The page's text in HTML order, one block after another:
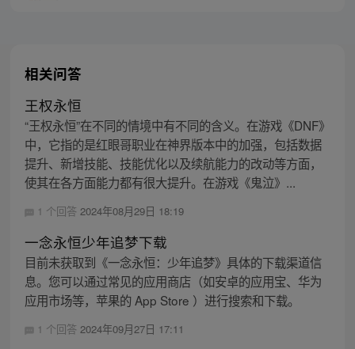
相关问答
王权永恒
“王权永恒”在不同的情境中有不同的含义。在游戏《DNF》
中，它指的是红眼哥职业在神界版本中的加强，包括数据
提升、新增技能、技能优化以及续航能力的改动等方面，
使其在各方面能力都有很大提升。在游戏《鬼泣》...
1 个回答 2024年08月29日 18:19
一念永恒少年追梦下载
目前未获取到《一念永恒：少年追梦》具体的下载渠道信
息。您可以通过常见的应用商店（如安卓的应用宝、华为
应用市场等，苹果的 App Store ）进行搜索和下载。
1 个回答 2024年09月27日 17:11